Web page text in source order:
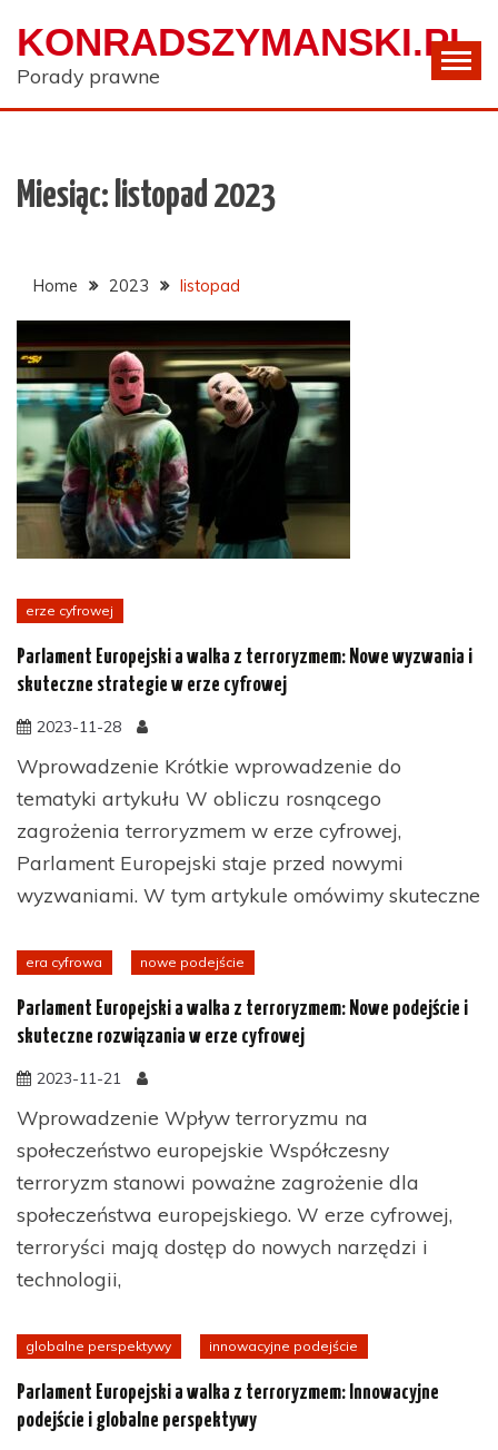
content
KONRADSZYMANSKI.PL
Porady prawne
Miesiąc: listopad 2023
Home 2023 listopad
erze cyfrowej
Parlament Europejski a walka z terroryzmem: Nowe wyzwania i
skuteczne strategie w erze cyfrowej
2023-11-28
Wprowadzenie Krótkie wprowadzenie do
tematyki artykułu W obliczu rosnącego
zagrożenia terroryzmem w erze cyfrowej,
Parlament Europejski staje przed nowymi
wyzwaniami. W tym artykule omówimy skuteczne
era cyfrowa nowe podejście
Parlament Europejski a walka z terroryzmem: Nowe podejście i
skuteczne rozwiązania w erze cyfrowej
2023-11-21
Wprowadzenie Wpływ terroryzmu na
społeczeństwo europejskie Współczesny
terroryzm stanowi poważne zagrożenie dla
społeczeństwa europejskiego. W erze cyfrowej,
terroryści mają dostęp do nowych narzędzi i
technologii,
globalne perspektywy innowacyjne podejście
Parlament Europejski a walka z terroryzmem: Innowacyjne
podejście i globalne perspektywy